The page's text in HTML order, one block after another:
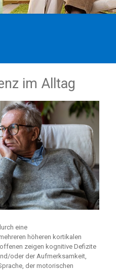
im Alltag
eine
höheren kortikalen
zeigen kognitive Defizite
oder der Aufmerksamkeit,
der motorischen